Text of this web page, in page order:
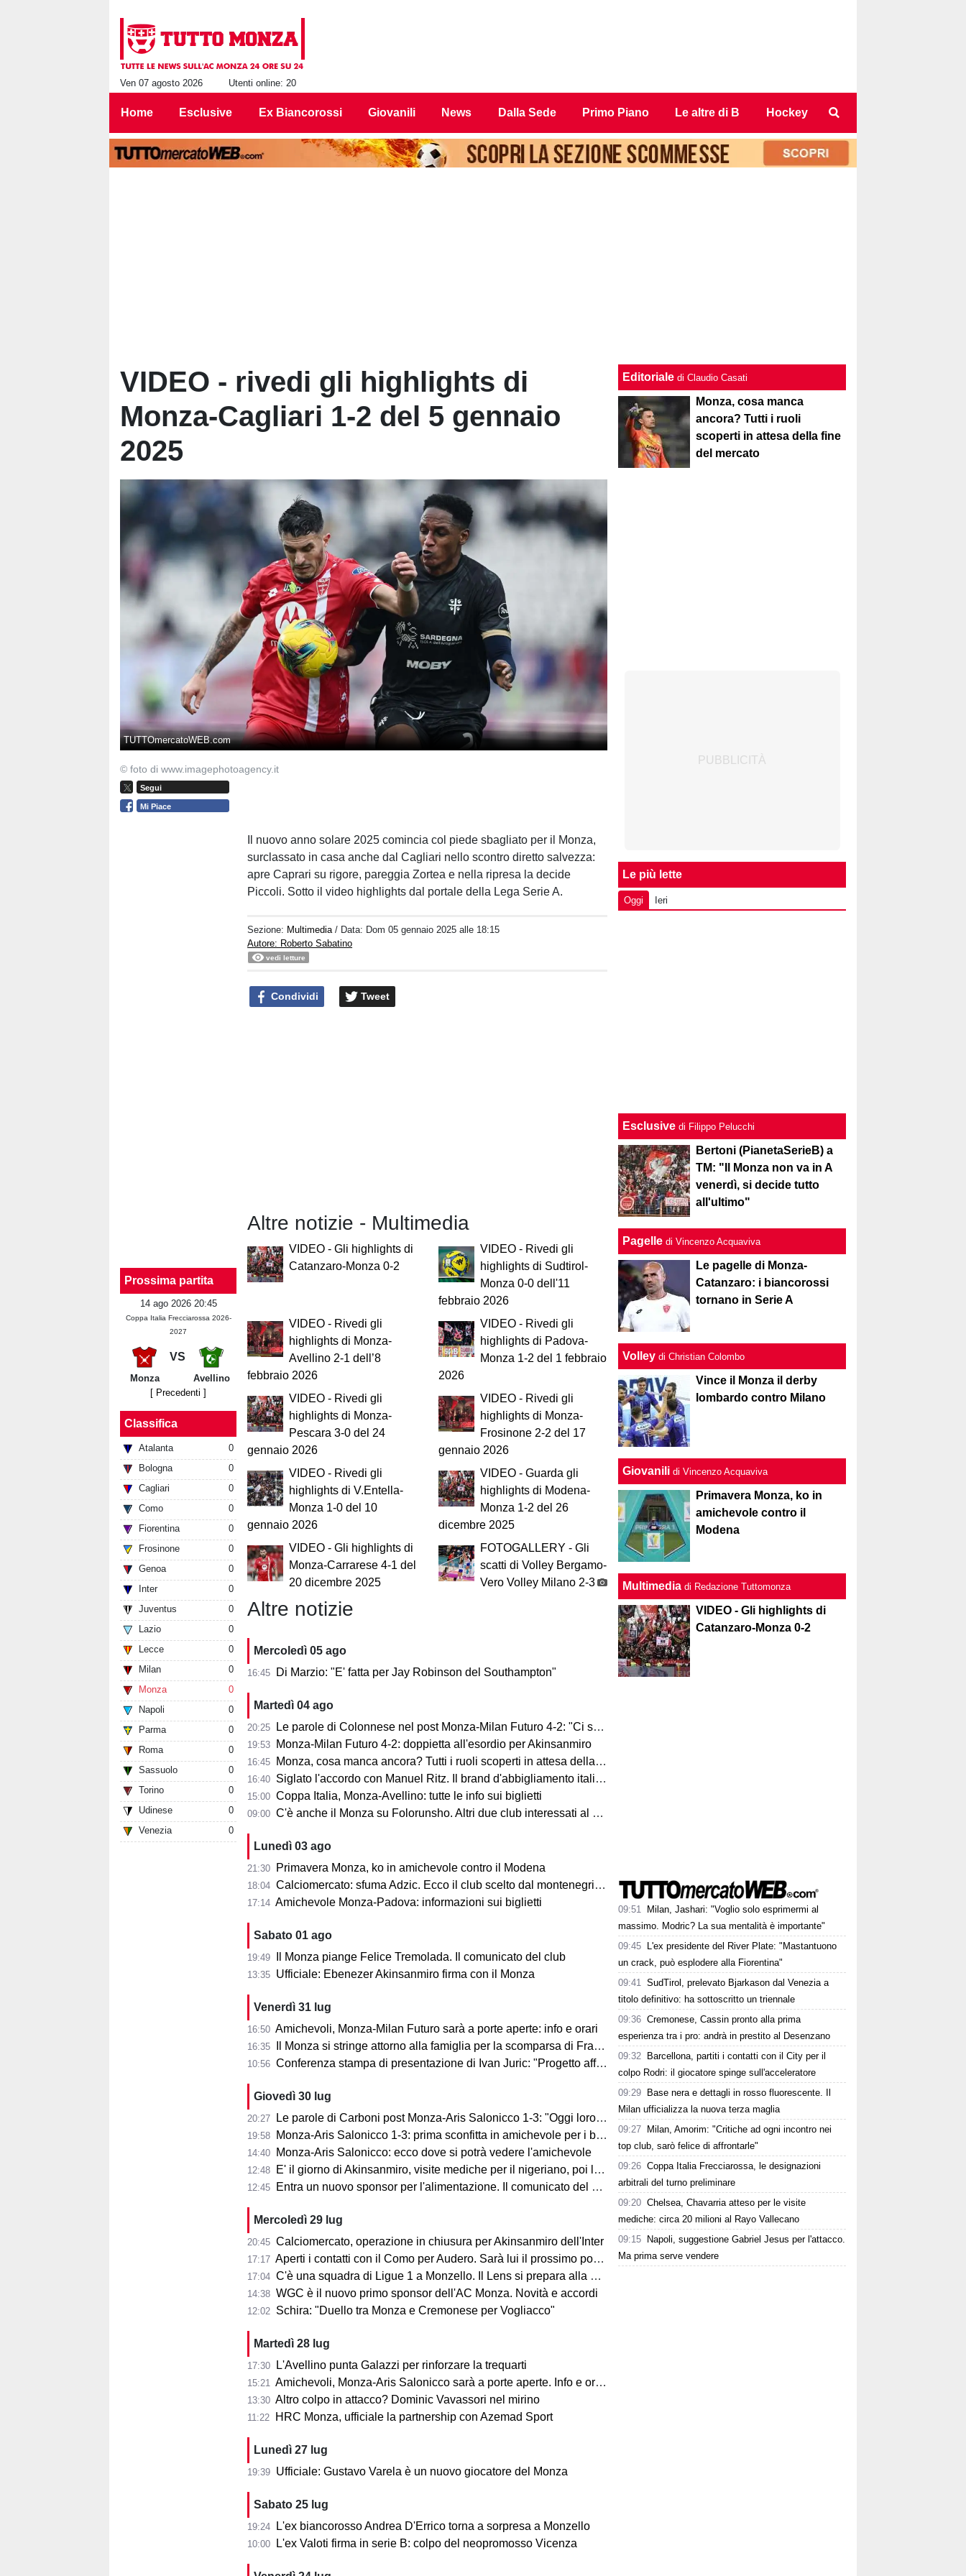
Ven 07 agosto 2026 Utenti online: 20
Home Esclusive Ex Biancorossi Giovanili News Dalla Sede Primo Piano Le altre di B Hockey
VIDEO - rivedi gli highlights di
Monza-Cagliari 1-2 del 5 gennaio
2025
TUTTOmercatoWEB.com
© foto di www.imagephotoagency.it
Segui
Mi Piace
Prossima partita
14 ago 2026 20:45
Coppa Italia Frecciarossa 2026-
2027
VS
Monza
Avellino
[ Precedenti ]
Classifica
Atalanta
0
Bologna
0
Cagliari
0
Como
0
Fiorentina
0
Frosinone
0
Genoa
0
Inter
0
Juventus
0
Lazio
0
Lecce
0
Milan
0
Monza
0
Napoli
0
Parma
0
Roma
0
Sassuolo
0
Torino
0
Udinese
0
Venezia
0
Il nuovo anno solare 2025 comincia col piede sbagliato per il Monza,
surclassato in casa anche dal Cagliari nello scontro diretto salvezza:
apre Caprari su rigore, pareggia Zortea e nella ripresa la decide
Piccoli. Sotto il video highlights dal portale della Lega Serie A.
Sezione: Multimedia / Data: Dom 05 gennaio 2025 alle 18:15
Autore: Roberto Sabatino
vedi letture
Condividi Tweet
Altre notizie - Multimedia
VIDEO - Gli highlights di
Catanzaro-Monza 0-2
VIDEO - Rivedi gli
highlights di Sudtirol-
Monza 0-0 dell'11
febbraio 2026
VIDEO - Rivedi gli
highlights di Monza-
Avellino 2-1 dell’8
febbraio 2026
VIDEO - Rivedi gli
highlights di Padova-
Monza 1-2 del 1 febbraio
2026
VIDEO - Rivedi gli
highlights di Monza-
Pescara 3-0 del 24
gennaio 2026
VIDEO - Rivedi gli
highlights di Monza-
Frosinone 2-2 del 17
gennaio 2026
VIDEO - Rivedi gli
highlights di V.Entella-
Monza 1-0 del 10
gennaio 2026
VIDEO - Guarda gli
highlights di Modena-
Monza 1-2 del 26
dicembre 2025
VIDEO - Gli highlights di
Monza-Carrarese 4-1 del
20 dicembre 2025
FOTOGALLERY - Gli
scatti di Volley Bergamo-
Vero Volley Milano 2-3
Altre notizie
Mercoledì 05 ago
16:45 Di Marzio: "E' fatta per Jay Robinson del Southampton"
Martedì 04 ago
20:25 Le parole di Colonnese nel post Monza-Milan Futuro 4-2: "Ci sentiamo importanti"
19:53 Monza-Milan Futuro 4-2: doppietta all'esordio per Akinsanmiro
16:45 Monza, cosa manca ancora? Tutti i ruoli scoperti in attesa della fine del mercato
16:40 Siglato l'accordo con Manuel Ritz. Il brand d'abbigliamento italiano vestirà il Monza
15:00 Coppa Italia, Monza-Avellino: tutte le info sui biglietti
09:00 C'è anche il Monza su Folorunsho. Altri due club interessati al giocatore
Lunedì 03 ago
21:30 Primavera Monza, ko in amichevole contro il Modena
18:04 Calciomercato: sfuma Adzic. Ecco il club scelto dal montenegrino.
17:14 Amichevole Monza-Padova: informazioni sui biglietti
Sabato 01 ago
19:49 Il Monza piange Felice Tremolada. Il comunicato del club
13:35 Ufficiale: Ebenezer Akinsanmiro firma con il Monza
Venerdì 31 lug
16:50 Amichevoli, Monza-Milan Futuro sarà a porte aperte: info e orari
16:35 Il Monza si stringe attorno alla famiglia per la scomparsa di Franco Baresi
10:56 Conferenza stampa di presentazione di Ivan Juric: "Progetto affascinante"
Giovedì 30 lug
20:27 Le parole di Carboni post Monza-Aris Salonicco 1-3: "Oggi loro più bravi di noi"
19:58 Monza-Aris Salonicco 1-3: prima sconfitta in amichevole per i brianzoli
14:40 Monza-Aris Salonicco: ecco dove si potrà vedere l'amichevole
12:48 E' il giorno di Akinsanmiro, visite mediche per il nigeriano, poi la firma
12:45 Entra un nuovo sponsor per l'alimentazione. Il comunicato del club biancorosso
Mercoledì 29 lug
20:45 Calciomercato, operazione in chiusura per Akinsanmiro dell'Inter
17:17 Aperti i contatti con il Como per Audero. Sarà lui il prossimo portiere biancorosso?
17:04 C'è una squadra di Ligue 1 a Monzello. Il Lens si prepara alla Como Cup in Brianza
14:38 WGC è il nuovo primo sponsor dell'AC Monza. Novità e accordi
12:02 Schira: "Duello tra Monza e Cremonese per Vogliacco"
Martedì 28 lug
17:30 L'Avellino punta Galazzi per rinforzare la trequarti
15:21 Amichevoli, Monza-Aris Salonicco sarà a porte aperte. Info e orari
13:30 Altro colpo in attacco? Dominic Vavassori nel mirino
11:22 HRC Monza, ufficiale la partnership con Azemad Sport
Lunedì 27 lug
19:39 Ufficiale: Gustavo Varela è un nuovo giocatore del Monza
Sabato 25 lug
19:24 L'ex biancorosso Andrea D'Errico torna a sorpresa a Monzello
10:00 L'ex Valoti firma in serie B: colpo del neopromosso Vicenza
Editoriale di Claudio Casati
Monza, cosa manca
ancora? Tutti i ruoli
scoperti in attesa della fine
del mercato
Le più lette
Oggi Ieri
Esclusive di Filippo Pelucchi
Bertoni (PianetaSerieB) a
TM: "Il Monza non va in A
venerdì, si decide tutto
all'ultimo"
Pagelle di Vincenzo Acquaviva
Le pagelle di Monza-
Catanzaro: i biancorossi
tornano in Serie A
Volley di Christian Colombo
Vince il Monza il derby
lombardo contro Milano
Giovanili di Vincenzo Acquaviva
Primavera Monza, ko in
amichevole contro il
Modena
Multimedia di Redazione Tuttomonza
VIDEO - Gli highlights di
Catanzaro-Monza 0-2
09:51
Milan, Jashari: "Voglio solo esprimermi al
massimo. Modric? La sua mentalità è importante"
09:45
L'ex presidente del River Plate: "Mastantuono
un crack, può esplodere alla Fiorentina"
09:41 SudTirol, prelevato Bjarkason dal Venezia a
titolo definitivo: ha sottoscritto un triennale
09:36 Cremonese, Cassin pronto alla prima
esperienza tra i pro: andrà in prestito al Desenzano
09:32
Barcellona, partiti i contatti con il City per il
colpo Rodri: il giocatore spinge sull'acceleratore
09:29
Base nera e dettagli in rosso fluorescente. Il
Milan ufficializza la nuova terza maglia
09:27
Milan, Amorim: "Critiche ad ogni incontro nei
top club, sarò felice di affrontarle"
09:26 Coppa Italia Frecciarossa, le designazioni
arbitrali del turno preliminare
09:20 Chelsea, Chavarria atteso per le visite
mediche: circa 20 milioni al Rayo Vallecano
09:15
Napoli, suggestione Gabriel Jesus per l'attacco.
Ma prima serve vendere